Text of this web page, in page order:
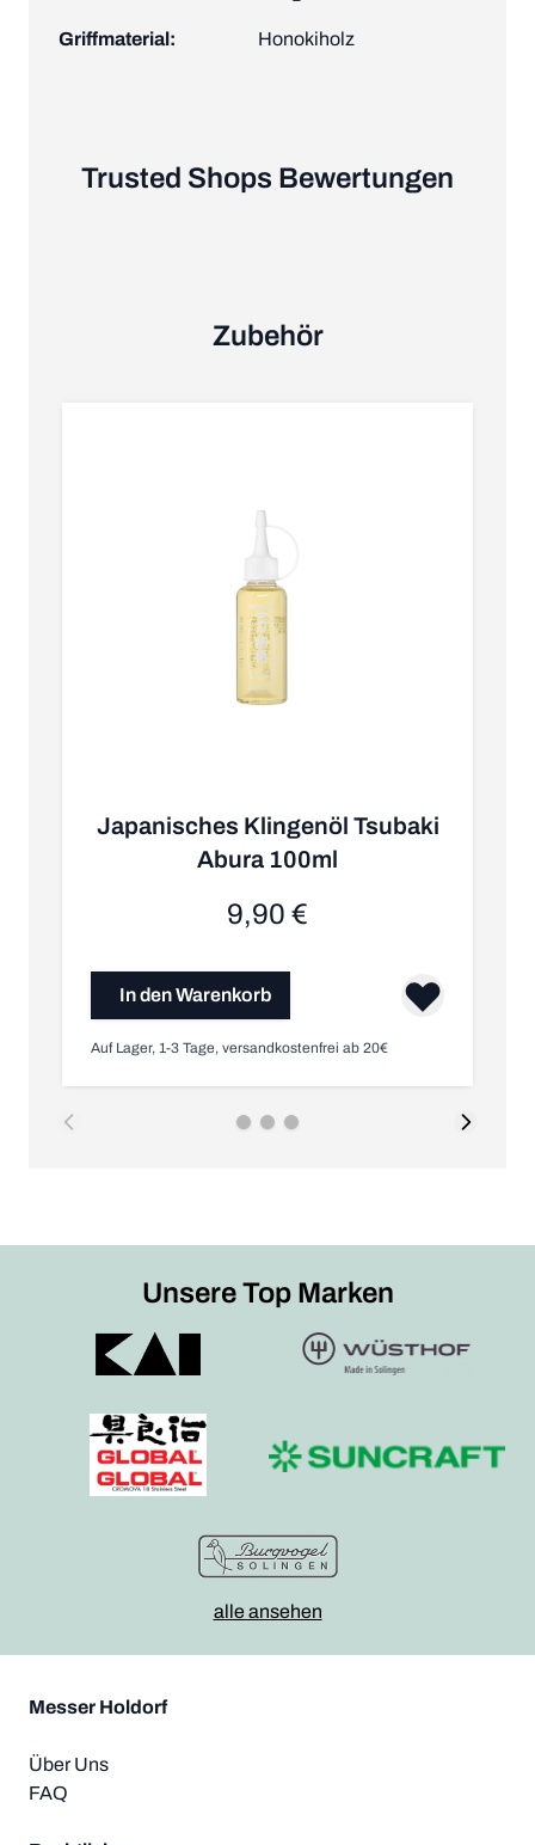
Griffmaterial: Honokiholz
Trusted Shops Bewertungen
Zubehör
Japanisches Klingenöl Tsubaki
Abura 100ml
9,90 €
In den Warenkorb
Auf Lager, 1-3 Tage, versandkostenfrei ab 20€
Unsere Top Marken
alle ansehen
Messer Holdorf
Über Uns
FAQ